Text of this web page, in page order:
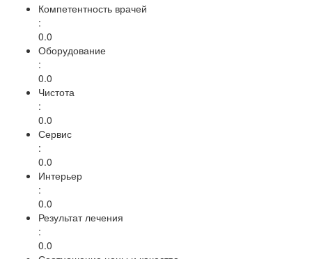
Компетентность врачей
:
0.0
Оборудование
:
0.0
Чистота
:
0.0
Сервис
:
0.0
Интерьер
:
0.0
Результат лечения
:
0.0